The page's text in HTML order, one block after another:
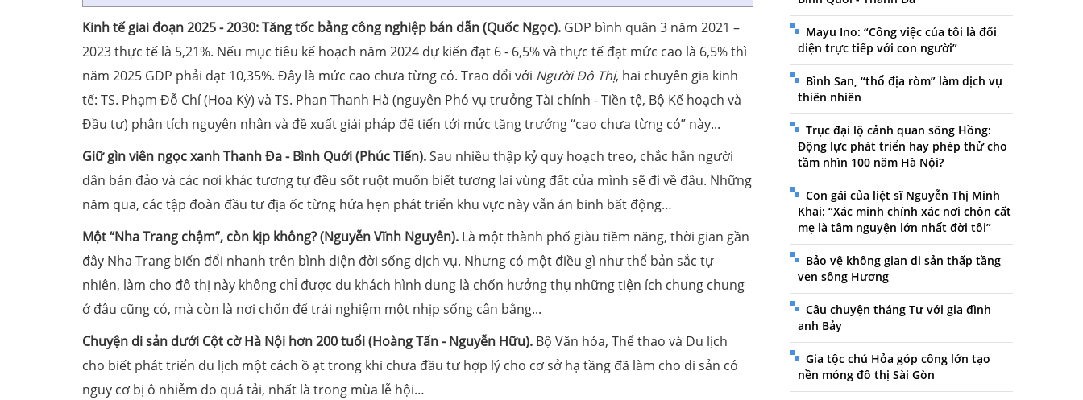
Kinh tế giai đoạn 2025 - 2030: Tăng tốc bằng công nghiệp bán dẫn (Quốc Ngọc). GDP bình quân 3 năm 2021 –
2023 thực tế là 5,21%. Nếu mục tiêu kế hoạch năm 2024 dự kiến đạt 6 - 6,5% và thực tế đạt mức cao là 6,5% thì
năm 2025 GDP phải đạt 10,35%. Đây là mức cao chưa từng có. Trao đổi với Người Đô Thị, hai chuyên gia kinh
tế: TS. Phạm Đỗ Chí (Hoa Kỳ) và TS. Phan Thanh Hà (nguyên Phó vụ trưởng Tài chính - Tiền tệ, Bộ Kế hoạch và
Đầu tư) phân tích nguyên nhân và đề xuất giải pháp để tiến tới mức tăng trưởng “cao chưa từng có” này...
Giữ gìn viên ngọc xanh Thanh Đa - Bình Quới (Phúc Tiến).Sau nhiều thập kỷ quy hoạch treo, chắc hẳn người
dân bán đảo và các nơi khác tương tự đều sốt ruột muốn biết tương lai vùng đất của mình sẽ đi về đâu. Những
năm qua, các tập đoàn đầu tư địa ốc từng hứa hẹn phát triển khu vực này vẫn án binh bất động…
Một “Nha Trang chậm”, còn kịp không? (Nguyễn Vĩnh Nguyên). Là một thành phố giàu tiềm năng, thời gian gần
đây Nha Trang biến đổi nhanh trên bình diện đời sống dịch vụ. Nhưng có một điều gì như thể bản sắc tự
nhiên, làm cho đô thị này không chỉ được du khách hình dung là chốn hưởng thụ những tiện ích chung chung
ở đâu cũng có, mà còn là nơi chốn để trải nghiệm một nhịp sống cân bằng...
Chuyện di sản dưới Cột cờ Hà Nội hơn 200 tuổi (Hoàng Tấn - Nguyễn Hữu). Bộ Văn hóa, Thể thao và Du lịch
cho biết phát triển du lịch một cách ồ ạt trong khi chưa đầu tư hợp lý cho cơ sở hạ tầng đã làm cho di sản có
nguy cơ bị ô nhiễm do quá tải, nhất là trong mùa lễ hội…
Mayu Ino: “Công việc của tôi là đối
diện trực tiếp với con người”
Bình San, “thổ địa ròm” làm dịch vụ
thiên nhiên
Trục đại lộ cảnh quan sông Hồng:
Động lực phát triển hay phép thử cho
tầm nhìn 100 năm Hà Nội?
Con gái của liệt sĩ Nguyễn Thị Minh
Khai: “Xác minh chính xác nơi chôn cất
mẹ là tâm nguyện lớn nhất đời tôi”
Bảo vệ không gian di sản thấp tầng
ven sông Hương
Câu chuyện tháng Tư với gia đình
anh Bảy
Gia tộc chú Hỏa góp công lớn tạo
nền móng đô thị Sài Gòn